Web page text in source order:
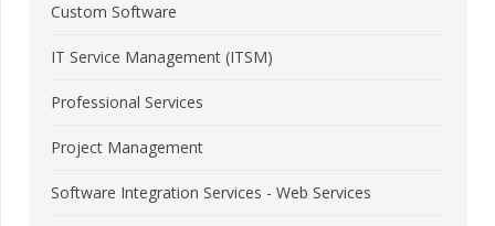
Custom Software
IT Service Management (ITSM)
Professional Services
Project Management
Software Integration Services - Web Services